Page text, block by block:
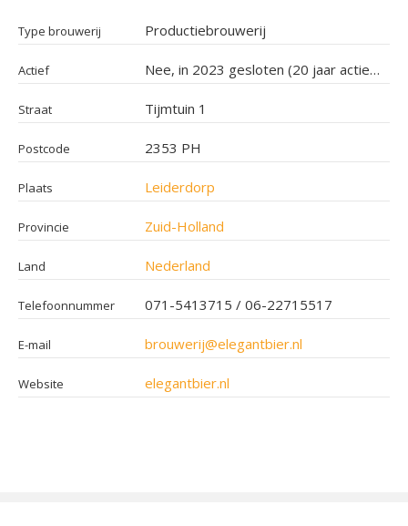
Type brouwerij Productiebrouwerij
Actief Nee, in 2023 gesloten (20 jaar actief geweest)
Straat Tijmtuin 1
Postcode 2353 PH
Plaats Leiderdorp
Provincie Zuid-Holland
Land Nederland
Telefoonnummer 071-5413715 / 06-22715517
E-mail brouwerij@elegantbier.nl
Website elegantbier.nl